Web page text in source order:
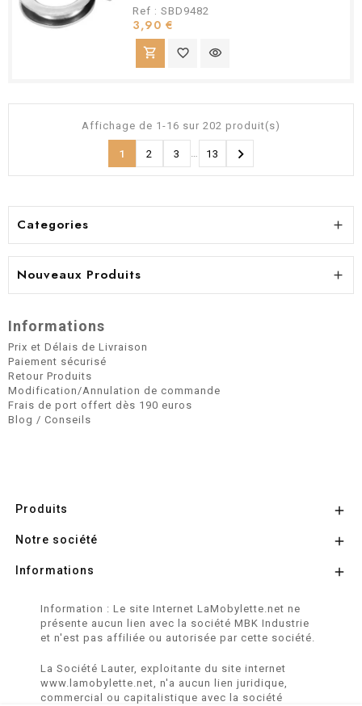
Ref : SBD9482
3,90 €
shopping_cart favorite_border visibility
Affichage de 1-16 sur 202 produit(s)
1 2 3 … 13 
Categories 
Nouveaux Produits 
Informations
Prix et Délais de Livraison
Paiement sécurisé
Retour Produits
Modification/Annulation de commande
Frais de port offert dès 190 euros
Blog / Conseils
Produits 
Notre société 
Informations 
Information : Le site Internet LaMobylette.net ne
présente aucun lien avec la société MBK Industrie
et n'est pas affiliée ou autorisée par cette société.
La Société Lauter, exploitante du site internet
www.lamobylette.net, n'a aucun lien juridique,
commercial ou capitalistique avec la société